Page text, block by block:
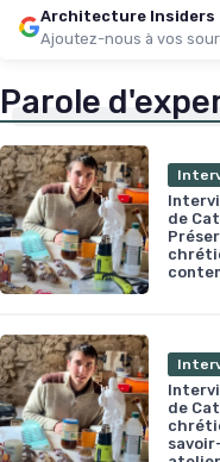
Architecture Insiders
Ajoutez-nous à vos
Parole
de
de